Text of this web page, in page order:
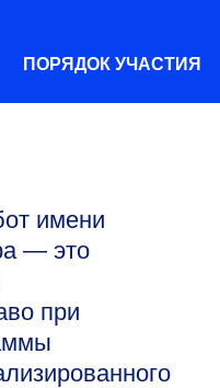
ПОРЯДОК УЧАСТИЯ
имени
— это
при